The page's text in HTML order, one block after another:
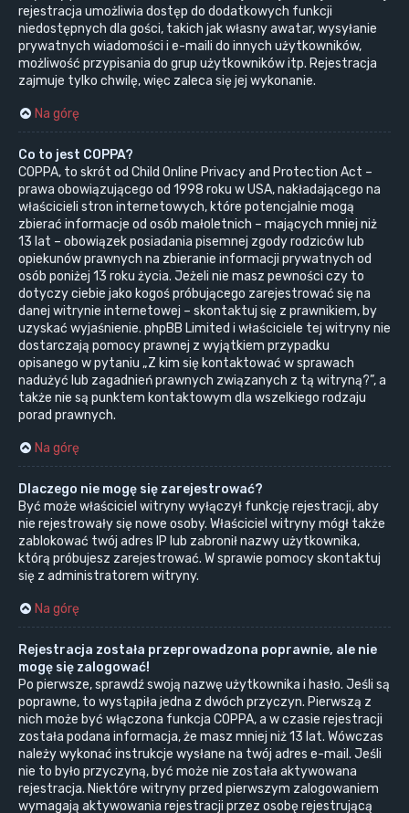
rejestracja umożliwia dostęp do dodatkowych funkcji
niedostępnych dla gości, takich jak własny awatar, wysyłanie
prywatnych wiadomości i e-maili do innych użytkowników,
możliwość przypisania do grup użytkowników itp. Rejestracja
zajmuje tylko chwilę, więc zaleca się jej wykonanie.
Na górę
Co to jest COPPA?
COPPA, to skrót od Child Online Privacy and Protection Act –
prawa obowiązującego od 1998 roku w USA, nakładającego na
właścicieli stron internetowych, które potencjalnie mogą
zbierać informacje od osób małoletnich – mających mniej niż
13 lat – obowiązek posiadania pisemnej zgody rodziców lub
opiekunów prawnych na zbieranie informacji prywatnych od
osób poniżej 13 roku życia. Jeżeli nie masz pewności czy to
dotyczy ciebie jako kogoś próbującego zarejestrować się na
danej witrynie internetowej – skontaktuj się z prawnikiem, by
uzyskać wyjaśnienie. phpBB Limited i właściciele tej witryny nie
dostarczają pomocy prawnej z wyjątkiem przypadku
opisanego w pytaniu „Z kim się kontaktować w sprawach
nadużyć lub zagadnień prawnych związanych z tą witryną?”, a
także nie są punktem kontaktowym dla wszelkiego rodzaju
porad prawnych.
Na górę
Dlaczego nie mogę się zarejestrować?
Być może właściciel witryny wyłączył funkcję rejestracji, aby
nie rejestrowały się nowe osoby. Właściciel witryny mógł także
zablokować twój adres IP lub zabronił nazwy użytkownika,
którą próbujesz zarejestrować. W sprawie pomocy skontaktuj
się z administratorem witryny.
Na górę
Rejestracja została przeprowadzona poprawnie, ale nie
mogę się zalogować!
Po pierwsze, sprawdź swoją nazwę użytkownika i hasło. Jeśli są
poprawne, to wystąpiła jedna z dwóch przyczyn. Pierwszą z
nich może być włączona funkcja COPPA, a w czasie rejestracji
została podana informacja, że masz mniej niż 13 lat. Wówczas
należy wykonać instrukcje wysłane na twój adres e-mail. Jeśli
nie to było przyczyną, być może nie została aktywowana
rejestracja. Niektóre witryny przed pierwszym zalogowaniem
wymagają aktywowania rejestracji przez osobę rejestrującą